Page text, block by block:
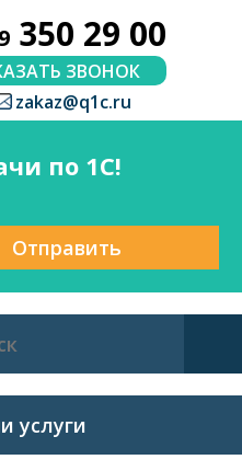
350 29 00
ЗВОНОК
zakaz@q1c.ru
по 1С!
Отправить
услуги